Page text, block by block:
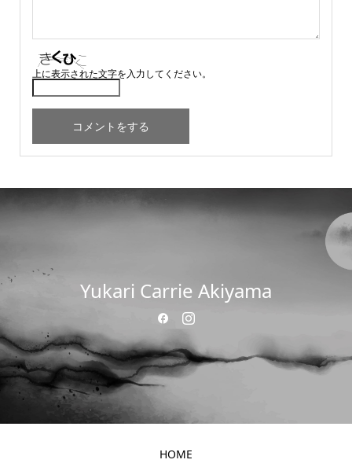
上に表示された文字を入力してください。
Yukari Carrie Akiyama
HOME